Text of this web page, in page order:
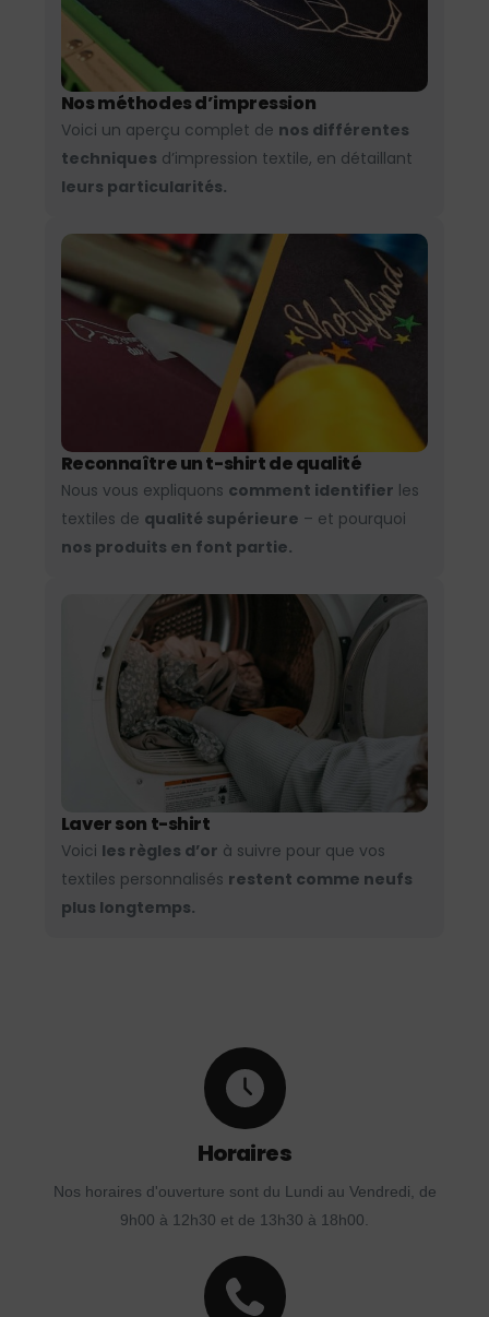
Nos méthodes d’impression
Voici un aperçu complet de nos différentes
techniques d’impression textile, en détaillant
leurs particularités.
Reconnaître un t-shirt de qualité
Nous vous expliquons comment identifier les
textiles de qualité supérieure – et pourquoi
nos produits en font partie.
Laver son t-shirt
Voici les règles d’or à suivre pour que vos
textiles personnalisés restent comme neufs
plus longtemps.
Horaires
Nos horaires d'ouverture sont du Lundi au Vendredi, de
9h00 à 12h30 et de 13h30 à 18h00.